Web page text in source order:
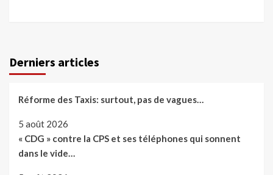
Derniers articles
Réforme des Taxis: surtout, pas de vagues…
5 août 2026
« CDG » contre la CPS et ses téléphones qui sonnent
dans le vide…